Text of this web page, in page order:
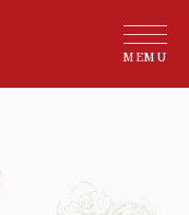
MEMU